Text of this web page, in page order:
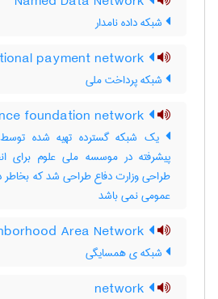
شبکه داده نامدار
شبکه پرداخت ملی
یک شبکه گسترده تهیه شده
پیشرفته در موسسه ملی علوم برای
طراحی وزارت دفاع طراحی شد که بخاطر
عمومی نمی باشد
شبکه‌ ی همسایگی